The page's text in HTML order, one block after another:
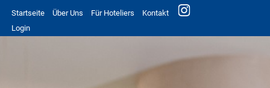
Startseite Über Uns Für Hoteliers
Kontakt
Login